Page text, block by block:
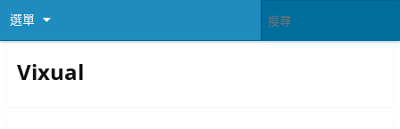
選單
Vixual